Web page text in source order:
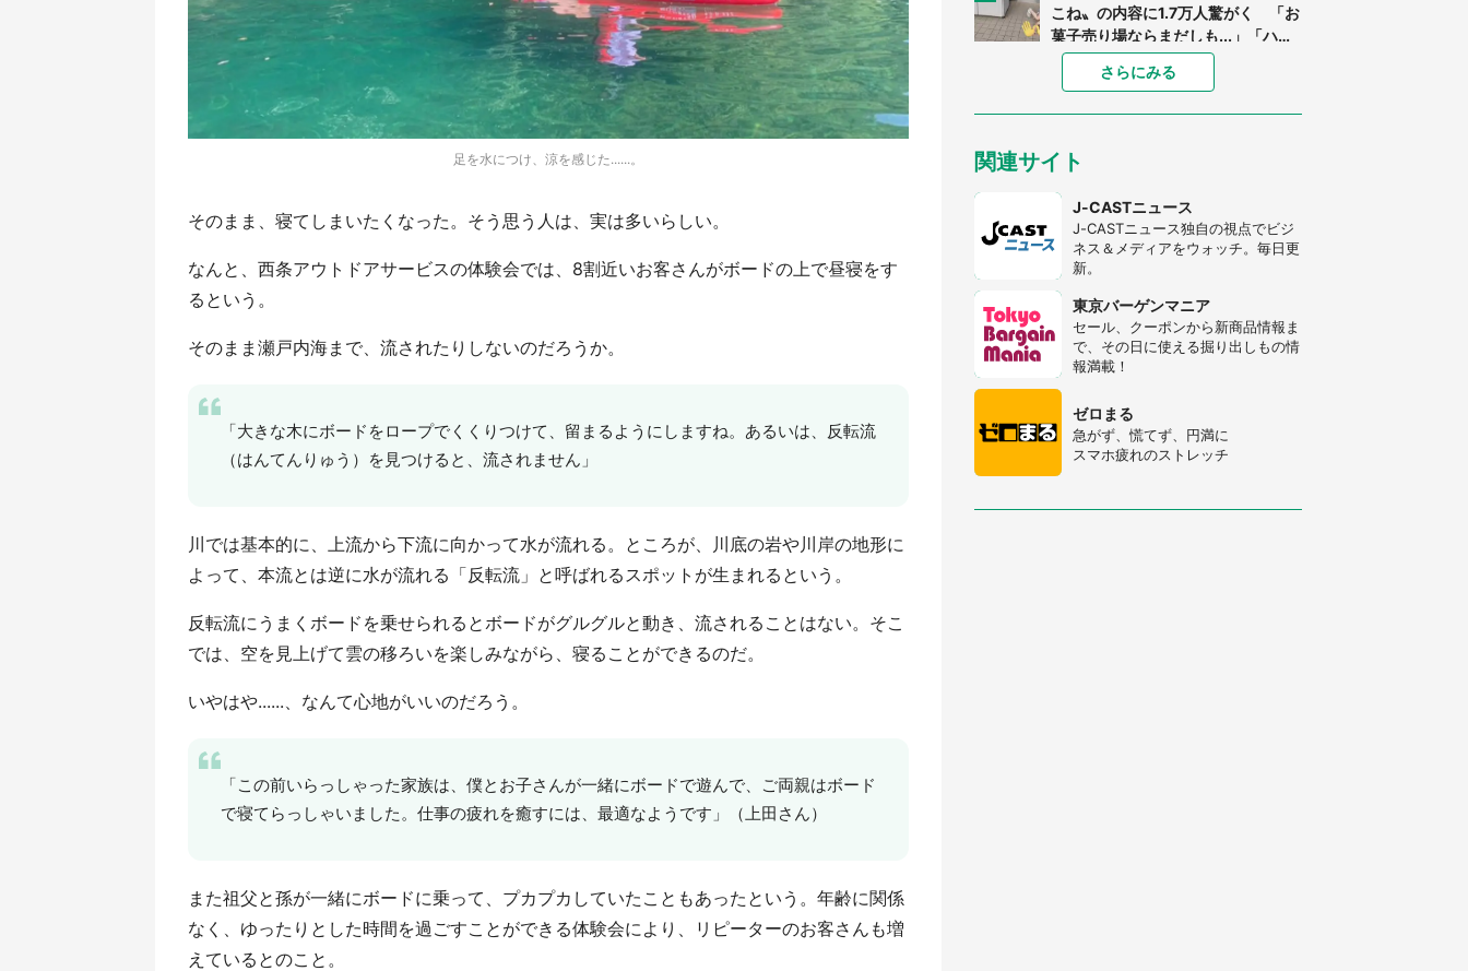
足を水につけ、涼を感じた......。
そのまま、寝てしまいたくなった。そう思う人は、実は多いらしい。
なんと、西条アウトドアサービスの体験会では、8割近いお客さんがボードの上で昼寝をす
るという。
そのまま瀬戸内海まで、流されたりしないのだろうか。
「大きな木にボードをロープでくくりつけて、留まるようにしますね。あるいは、反転流
（はんてんりゅう）を見つけると、流されません」
川では基本的に、上流から下流に向かって水が流れる。ところが、川底の岩や川岸の地形に
よって、本流とは逆に水が流れる「反転流」と呼ばれるスポットが生まれるという。
反転流にうまくボードを乗せられるとボードがグルグルと動き、流されることはない。そこ
では、空を見上げて雲の移ろいを楽しみながら、寝ることができるのだ。
いやはや......、なんて心地がいいのだろう。
「この前いらっしゃった家族は、僕とお子さんが一緒にボードで遊んで、ご両親はボード
で寝てらっしゃいました。仕事の疲れを癒すには、最適なようです」（上田さん）
また祖父と孫が一緒にボードに乗って、プカプカしていたこともあったという。年齢に関係
なく、ゆったりとした時間を過ごすことができる体験会により、リピーターのお客さんも増
えているとのこと。
こね〟の内容に1.7万人驚がく 「お
菓子売り場ならまだしも...」「ハー
ドル高い」
「閉所恐怖症の私は新幹線で大パニ
ック。隣席の青年に『手を繋いで』
とお願いしたら...」 体験談に8万
「ゾワゾワする」「本当に気持ち悪
い」 道端でバグっちゃってた〝野
生の野菜〟に6.5万人戦慄
あまりにも四角すぎる猫、激写され
る 「これもう座布団だろ」「食パ
ンの耳」と1.4万人困惑
「修学旅行に途中参加する娘を送っ
て行ったら、真っ暗な道で遭難状
態。なんとか見つけた民家に助けを
求めると、住人の男性が...」
「孫にあげると思って、あなたにこ
れをあげる」 真夏の山道で見知ら
ぬお婆さんに握らされたもの（山口
県・30代女性）
さらにみる
関連サイト
J-CASTニュース
J-CASTニュース独自の視点でビジ
ネス＆メディアをウォッチ。毎日更
新。
東京バーゲンマニア
セール、クーポンから新商品情報ま
で、その日に使える掘り出しもの情
報満載！
ゼロまる
急がず、慌てず、円満に
スマホ疲れのストレッチ